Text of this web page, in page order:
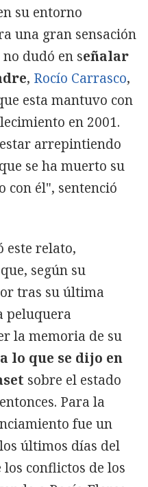
su entorno
una gran sensación
dudó en señalar
, Rocío Carrasco,
esta mantuvo con
en 2001.
arrepintiendo
se ha muerto su
con él", sentenció
este relato,
según su
tras su última
peluquera
la memoria de su
lo que se dijo en
sobre el estado
Para la
fue un
últimos días del
conflictos de los